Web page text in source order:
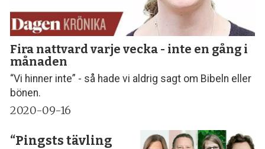
Fira nattvard varje vecka - inte en gång i
månaden
“Vi hinner inte” - så hade vi aldrig sagt om Bibeln eller
bönen.
2020-09-16
“Pingsts tävling